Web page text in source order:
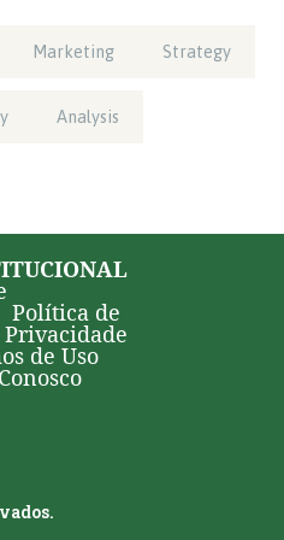
Marketing Strategy
Analysis
Política de
Privacidade
de Uso